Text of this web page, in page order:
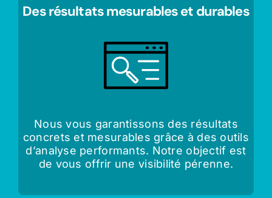
Des résultats mesurables et durables
Nous vous garantissons des résultats
concrets et mesurables grâce à des outils
d’analyse performants. Notre objectif est
de vous offrir une visibilité pérenne.